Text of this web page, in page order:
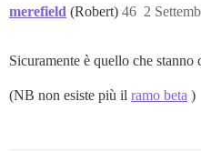
merefield (Robert) 2
46
Sicuramente è quello che
(NB non esiste più il ramo beta )